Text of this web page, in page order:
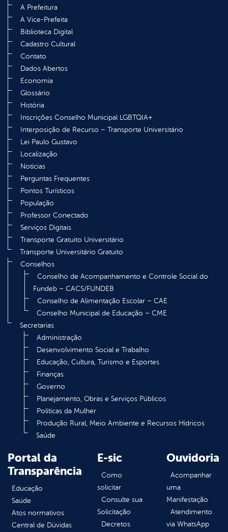
A Prefeitura
A Vice-Prefeita
Biblioteca Digital
Cadastro Cultural
Contato
Dados Abertos
Economia
Glossário
História
Inscrições Conselho Municipal LGBTQIA+
Interposição de Recurso – Transporte Universitário
Lei Paulo Gustavo
Localização
Notícias
Perguntas Frequentes
Pontos Turísticos
População
Professor Conectado
Serviços Digitais
Transporte Gratuito Universitário
Transporte Universitário Gratuito
Conselhos
Conselho de Acompanhamento e Controle Social do
Fundeb – CACS/FUNDEB
Conselho de Alimentação Escolar – CAE
Conselho Municipal de Educação – CME
Secretarias
Administração
Desenvolvimento Social e Trabalho
Educação, Cultura, Turismo e Esportes
Finanças
Governo
Planejamento, Obras e Serviços Públicos
Políticas da Mulher
Produção Rural, Meio Ambiente e Recursos Hídricos
Saúde
Portal da
Transparência
Educação
Saúde
Atos normativos
Central de Dúvidas
E-sic
Como
solicitar
Consulte sua
Solicitação
Decretos
Ouvidoria
Acompanhar
uma
Manifestação
Atendimento
via WhatsApp